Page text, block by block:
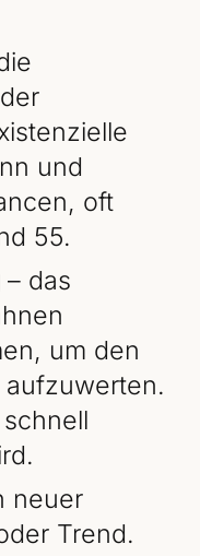
und
oft
55.
– das
um den
neuer
Trend.